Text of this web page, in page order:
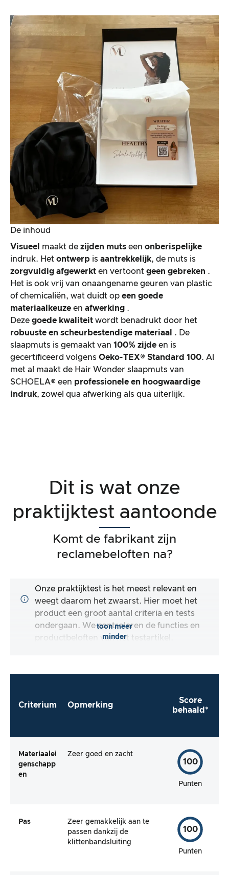
De inhoud
Visueel maakt de zijden muts een onberispelijke
indruk. Het ontwerp is aantrekkelijk, de muts is
zorgvuldig afgewerkt en vertoont geen gebreken .
Het is ook vrij van onaangename geuren van plastic
of chemicaliën, wat duidt op een goede
materiaalkeuze en afwerking .
Deze goede kwaliteit wordt benadrukt door het
robuuste en scheurbestendige materiaal . De
slaapmuts is gemaakt van 100% zijde en is
gecertificeerd volgens Oeko-TEX® Standard 100. Al
met al maakt de Hair Wonder slaapmuts van
SCHOELA® een professionele en hoogwaardige
indruk, zowel qua afwerking als qua uiterlijk.
Dit is wat onze
praktijktest aantoonde
Komt de fabrikant zijn
reclamebeloften na?
Onze praktijktest is het meest relevant en
weegt daarom het zwaarst. Hier moet het
product een groot aantal criteria en tests
ondergaan. We controleren de functies en
productbeloften van het testartikel.
toon meer
minder
Criterium Opmerking
Score
behaald*
Materiaalei
genschapp
en
Zeer goed en zacht
100
Punten
Pas
Zeer gemakkelijk aan te
passen dankzij de
klittenbandsluiting
100
Punten